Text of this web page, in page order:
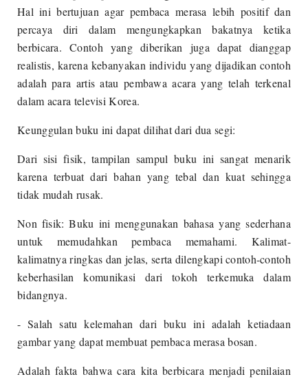
Hal ini bertujuan agar pembaca merasa lebih positif dan
percaya diri dalam mengungkapkan bakatnya ketika
berbicara. Contoh yang diberikan juga dapat dianggap
realistis, karena kebanyakan individu yang dijadikan contoh
adalah para artis atau pembawa acara yang telah terkenal
dalam acara televisi Korea.
Keunggulan buku ini dapat dilihat dari dua segi:
Dari sisi fisik, tampilan sampul buku ini sangat menarik
karena terbuat dari bahan yang tebal dan kuat sehingga
tidak mudah rusak.
Non fisik: Buku ini menggunakan bahasa yang sederhana
untuk memudahkan pembaca memahami. Kalimat-
kalimatnya ringkas dan jelas, serta dilengkapi contoh-contoh
keberhasilan komunikasi dari tokoh terkemuka dalam
bidangnya.
- Salah satu kelemahan dari buku ini adalah ketiadaan
gambar yang dapat membuat pembaca merasa bosan.
Adalah fakta bahwa cara kita berbicara menjadi penilaian